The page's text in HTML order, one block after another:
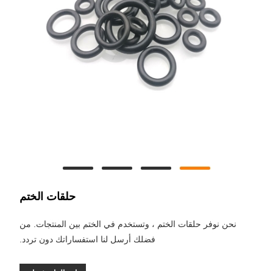
حلقات الختم
نحن نوفر حلقات الختم ، وتستخدم في الختم بين المنتجات. من
فضلك أرسل لنا استفساراتك دون تردد.